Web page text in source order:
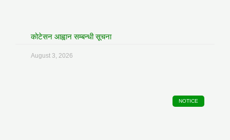
कोटेसन आह्वान सम्बन्धी सूचना
August 3, 2026
NOTICE